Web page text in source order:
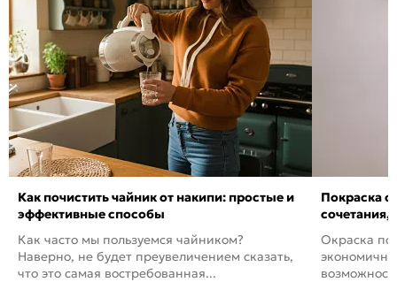
Как почистить чайник от накипи: простые и
эффективные способы
Как часто мы пользуемся чайником?
Наверно, не будет преувеличением сказать,
что это самая востребованная...
Покраска
сочетания,
Окраска